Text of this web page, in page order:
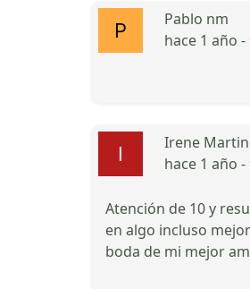
Pablo nm
hace 1 año -
Irene
hace 1 año -
Atención de 10 y
en algo incluso
boda de mi mejor